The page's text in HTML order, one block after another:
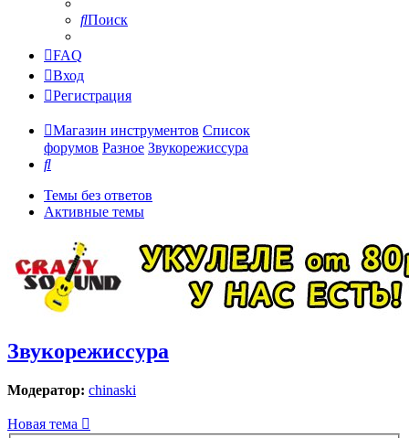
Поиск
FAQ
Вход
Регистрация
Магазин инструментов Список
форумов Разное Звукорежиссура
Поиск
Темы без ответов
Активные темы
Звукорежиссура
Модератор: chinaski
Новая тема